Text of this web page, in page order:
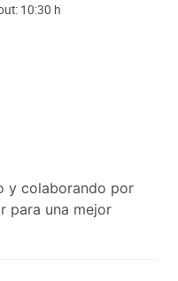
10:30 h
y colaborando por
para una mejor